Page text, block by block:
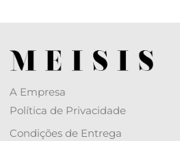
A Empresa
Política de Privacidade
Condições de Entrega